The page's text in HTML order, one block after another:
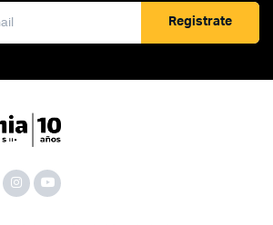
Registrate